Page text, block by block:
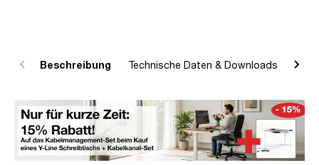
Beschreibung Technische Daten & Downloads